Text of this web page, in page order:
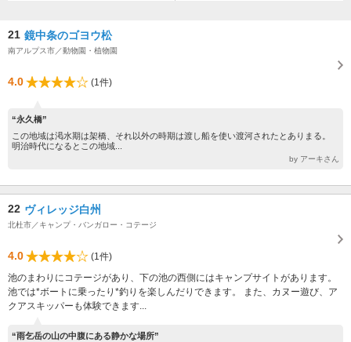
21 鏡中条のゴヨウ松
南アルプス市／動物園・植物園
4.0 (1件)
“永久橋”
この地域は渇水期は架橋、それ以外の時期は渡し船を使い渡河されたとありまる。
明治時代になるとこの地域...
by アーキさん
22 ヴィレッジ白州
北杜市／キャンプ・バンガロー・コテージ
4.0
(1件)
池のまわりにコテージがあり、下の池の西側にはキャンプサイトがあります。
池では*ボートに乗ったり*釣りを楽しんだりできます。 また、カヌー遊び、ア
クアスキッパーも体験できます...
“雨乞岳の山の中腹にある静かな場所”